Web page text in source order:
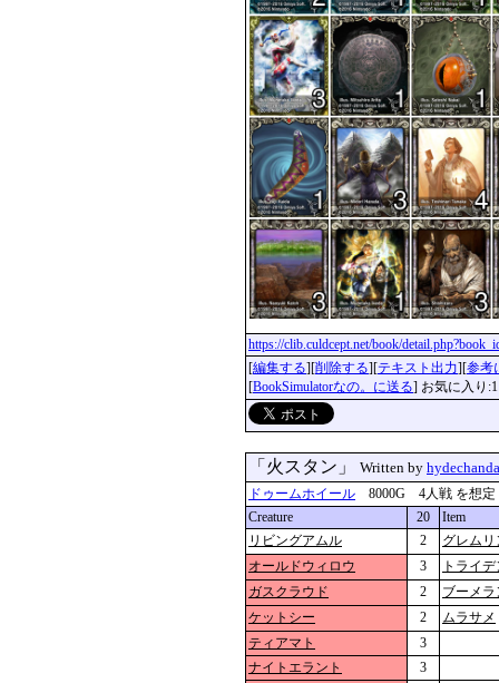
https://clib.culdcept.net/book/
[編集する][削除する][テキスト出力][参考
[BookSimulatorなの。に送る] お気に入り:1
「火スタン」 Written by
ドゥームホイール 8000G 4人戦 を想定
Creature
20
Item
リビングアムル
2
グレム
オールドウィロウ
3
トライ
ガスクラウド
2
ブーメラ
ケットシー
2
ムラサメ
ティアマト
3
ナイトエラント
3